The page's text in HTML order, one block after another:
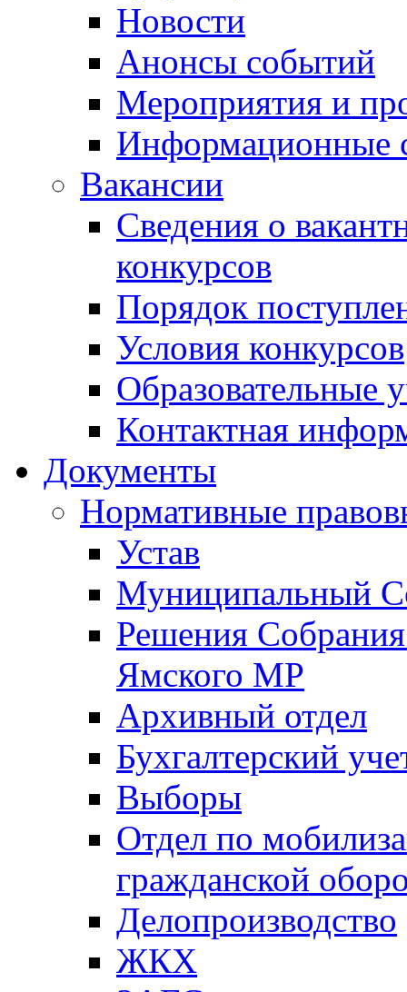
Новости
Анонсы событий
Мероприятия и
Информационные
Вакансии
Сведения о
конкурсов
Порядок
Условия конкурсов
Образовательные
Контактная
Документы
Нормативные
Устав
Муниципальный
Решения
Ямского МР
Архивный отдел
Бухгалтерский
Выборы
Отдел по
гражданской
Делопроизводство
ЖКХ